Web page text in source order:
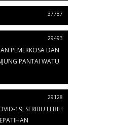
37787
29493
PEMERKOSA DAN
PANTAI WATU
29128
19, SERIBU LEBIH